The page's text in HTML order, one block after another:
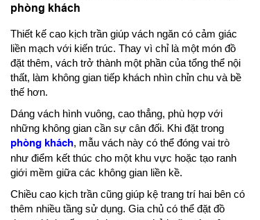
phòng khách
Thiết kế cao kịch trần giúp vách ngăn có cảm giác
liền mạch với kiến trúc. Thay vì chỉ là một món đồ
đặt thêm, vách trở thành một phần của tổng thể nội
thất, làm không gian tiếp khách nhìn chỉn chu và bề
thế hơn.
Dáng vách hình vuông, cao thẳng, phù hợp với
những không gian cần sự cân đối. Khi đặt trong
phòng khách, mẫu vách này có thể đóng vai trò
như điểm kết thúc cho một khu vực hoặc tạo ranh
giới mềm giữa các không gian liền kề.
Chiều cao kịch trần cũng giúp kệ trang trí hai bên có
thêm nhiều tầng sử dụng. Gia chủ có thể đặt đồ